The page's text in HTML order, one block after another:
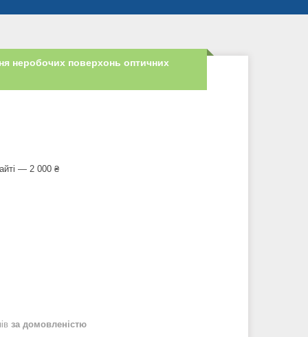
неробочих поверхонь оптичних
— 2 000 ₴
за домовленістю